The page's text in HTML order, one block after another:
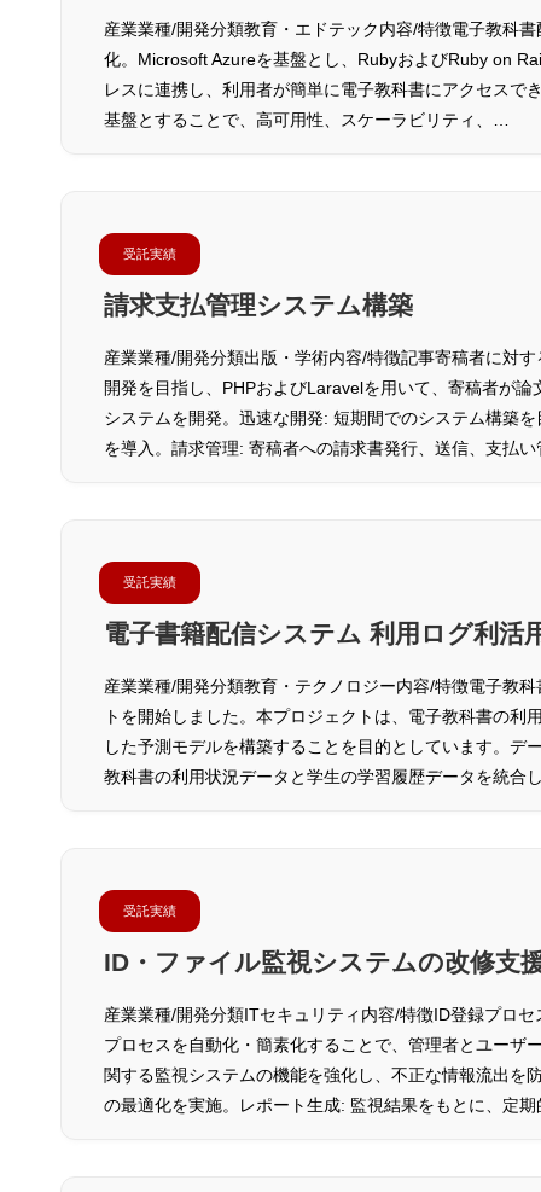
産業業種/開発分類教育・エドテック内容/特徴電子教科
化。Microsoft Azureを基盤とし、RubyおよびRuby on
レスに連携し、利用者が簡単に電子教科書にアクセスで
基盤とすることで、高可用性、スケーラビリティ、…
受託実績
請求支払管理システム構築
産業業種/開発分類出版・学術内容/特徴記事寄稿者に対
開発を目指し、PHPおよびLaravelを用いて、寄稿者が
システムを開発。迅速な開発: 短期間でのシステム構築
を導入。請求管理: 寄稿者への請求書発行、送信、支払
受託実績
電子書籍配信システム 利用ログ利活
産業業種/開発分類教育・テクノロジー内容/特徴電子教
トを開始しました。本プロジェクトは、電子教科書の
した予測モデルを構築することを目的としています。
教科書の利用状況データと学生の学習履歴データを統合
受託実績
ID・ファイル監視システムの改修支
産業業種/開発分類ITセキュリティ内容/特徴ID登録プロ
プロセスを自動化・簡素化することで、管理者とユーザ
関する監視システムの機能を強化し、不正な情報流出を
の最適化を実施。レポート生成: 監視結果をもとに、定